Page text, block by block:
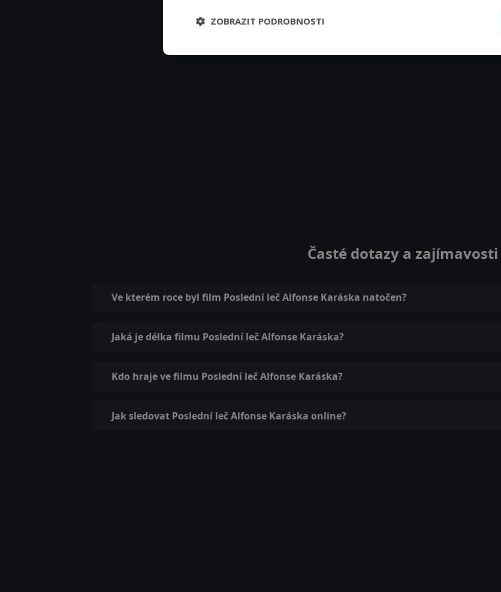
Časté dotazy a zajímavosti
Ve kterém roce byl film Poslední leč Alfonse Karáska natočen?
Jaká je délka filmu Poslední leč Alfonse Karáska?
Kdo hraje ve filmu Poslední leč Alfonse Karáska?
Jak sledovat Poslední leč Alfonse Karáska online?
ZOBRAZIT PODROBNOSTI